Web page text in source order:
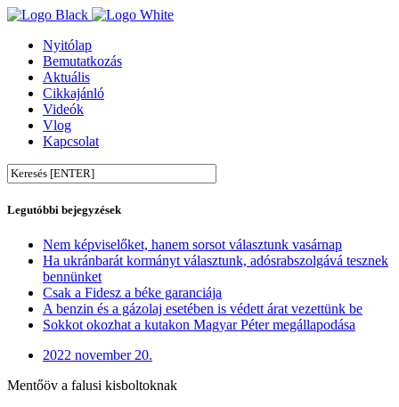
Nyitólap
Bemutatkozás
Aktuális
Cikkajánló
Videók
Vlog
Kapcsolat
Legutóbbi bejegyzések
Nem képviselőket, hanem sorsot választunk vasárnap
Ha ukránbarát kormányt választunk, adósrabszolgává tesznek
bennünket
Csak a Fidesz a béke garanciája
A benzin és a gázolaj esetében is védett árat vezettünk be
Sokkot okozhat a kutakon Magyar Péter megállapodása
2022 november 20.
Mentőöv a falusi kisboltoknak